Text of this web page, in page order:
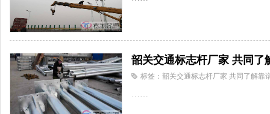
韶关交通标志杆厂家 共同了
标签：韶关交通标志杆厂家 共同了解靠
……